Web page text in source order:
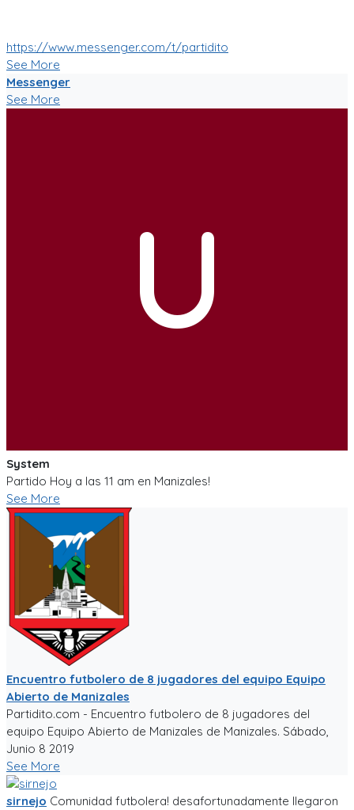
https://www.messenger.com/t/partidito
See More
Messenger
See More
U
System
Partido Hoy a las 11 am en Manizales!
See More
Encuentro futbolero de 8 jugadores del equipo Equipo
Abierto de Manizales
Partidito.com - Encuentro futbolero de 8 jugadores del
equipo Equipo Abierto de Manizales de Manizales. Sábado,
Junio 8 2019
See More
sirnejo Comunidad futbolera! desafortunadamente llegaron